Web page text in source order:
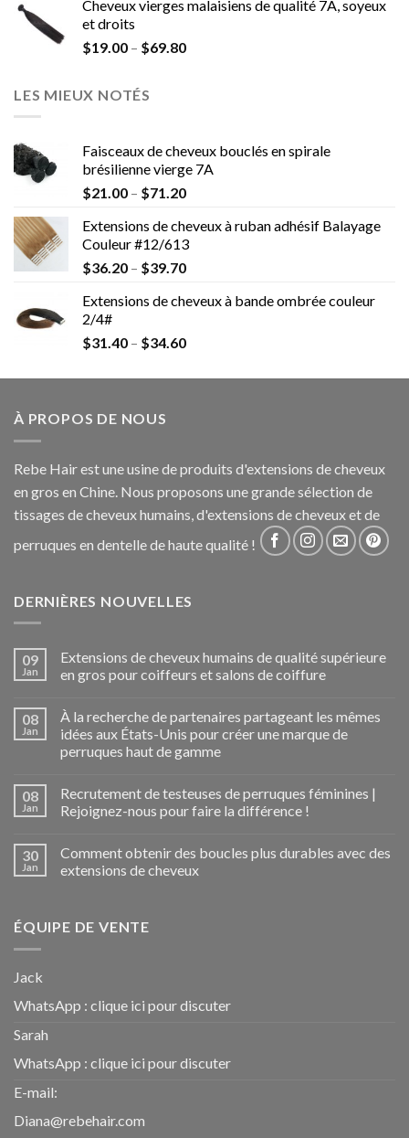
Cheveux vierges malaisiens de qualité 7A, soyeux
et droits
$19.00 – $69.80
LES MIEUX NOTÉS
Faisceaux de cheveux bouclés en spirale
brésilienne vierge 7A
$21.00 – $71.20
Extensions de cheveux à ruban adhésif Balayage
Couleur #12/613
$36.20 – $39.70
Extensions de cheveux à bande ombrée couleur
2/4#
$31.40 – $34.60
À PROPOS DE NOUS
Rebe Hair est une usine de produits d'extensions de cheveux
en gros en Chine. Nous proposons une grande sélection de
tissages de cheveux humains, d'extensions de cheveux et de
perruques en dentelle de haute qualité !
DERNIÈRES NOUVELLES
09
Jan
Extensions de cheveux humains de qualité supérieure
en gros pour coiffeurs et salons de coiffure
08
Jan
À la recherche de partenaires partageant les mêmes
idées aux États-Unis pour créer une marque de
perruques haut de gamme
08
Jan
Recrutement de testeuses de perruques féminines |
Rejoignez-nous pour faire la différence !
30
Jan
Comment obtenir des boucles plus durables avec des
extensions de cheveux
ÉQUIPE DE VENTE
Jack
WhatsApp : clique ici pour discuter
Sarah
WhatsApp : clique ici pour discuter
E-mail:
Diana@rebehair.com